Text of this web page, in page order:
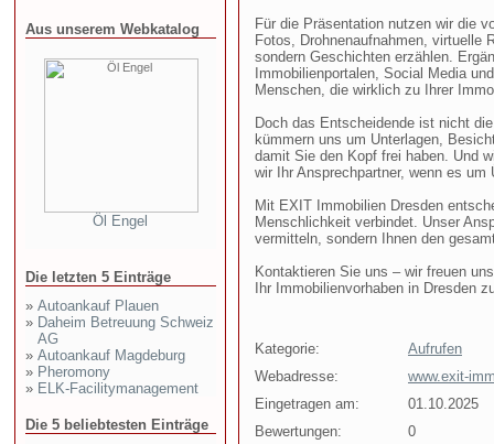
Aus unserem Webkatalog
Öl Engel
Die letzten 5 Einträge
» Autoankauf Plauen
» Daheim Betreuung Schweiz
AG
» Autoankauf Magdeburg
» Pheromony
» ELK-Facilitymanagement
Die 5 beliebtesten Einträge
Für die Präsentation nutzen wir die
Fotos, Drohnenaufnahmen, virtuelle
sondern Geschichten erzählen.
Immobilienportalen, Social Media
Menschen, die wirklich zu Ihrer
Doch das Entscheidende ist nicht
kümmern uns um Unterlagen,
damit Sie den Kopf frei haben. Und
wir Ihr Ansprechpartner, wenn es
Mit EXIT Immobilien Dresden
Menschlichkeit verbindet. Unser
vermitteln, sondern Ihnen den
Kontaktieren Sie uns – wir freuen
Ihr Immobilienvorhaben in Dresden
Kategorie:
Aufrufen
Webadresse:
www.exit-
Eingetragen am:
01.10.2025
Bewertungen:
0